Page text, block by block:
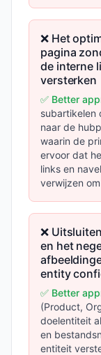
❌ Het
pagina
de interne
versterken
✅ Better
subartikelen
naar de
waarin de
ervoor dat
links en
verwijzen
❌
en het
entity
✅ Better
(Product,
doelentiteit
en
entiteit